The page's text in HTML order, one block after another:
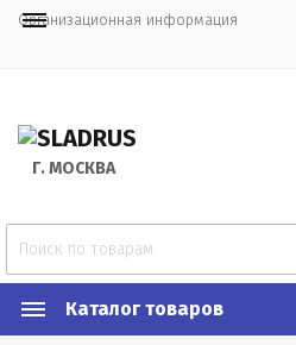
Организационная информация
Г. МОСКВА
Каталог товаров